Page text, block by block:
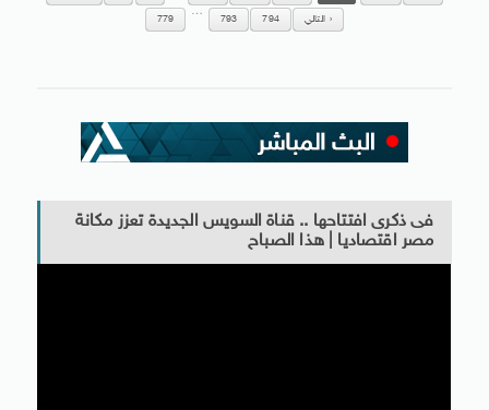
779
…
793 794 التالي
فى ذكرى افتتاحها .. قناة السويس الجديدة تعزز مكانة
مصر اقتصاديا | هذا الصباح